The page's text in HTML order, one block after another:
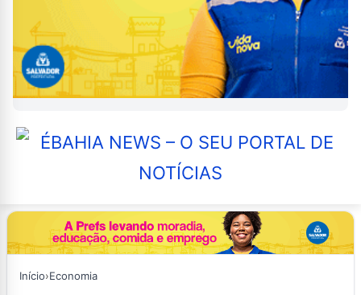
Início›Economia